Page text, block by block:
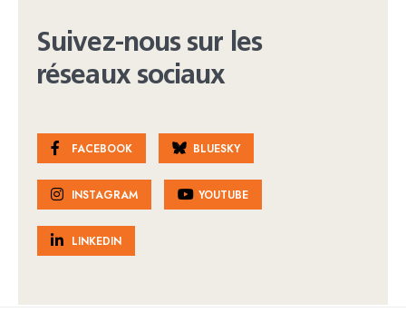
Suivez-nous sur les
réseaux sociaux
FACEBOOK BLUESKY
INSTAGRAM YOUTUBE
LINKEDIN